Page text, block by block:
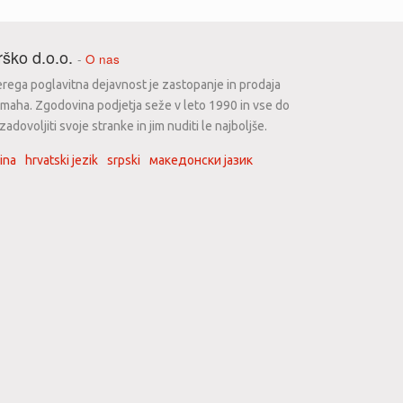
d.o.o. - O nas
poglavitna dejavnost je zastopanje in prodaja
Zgodovina podjetja seže v leto 1990 in vse do
svoje stranke in jim nuditi le najboljše.
hrvatski jezik srpski
македонски јазик